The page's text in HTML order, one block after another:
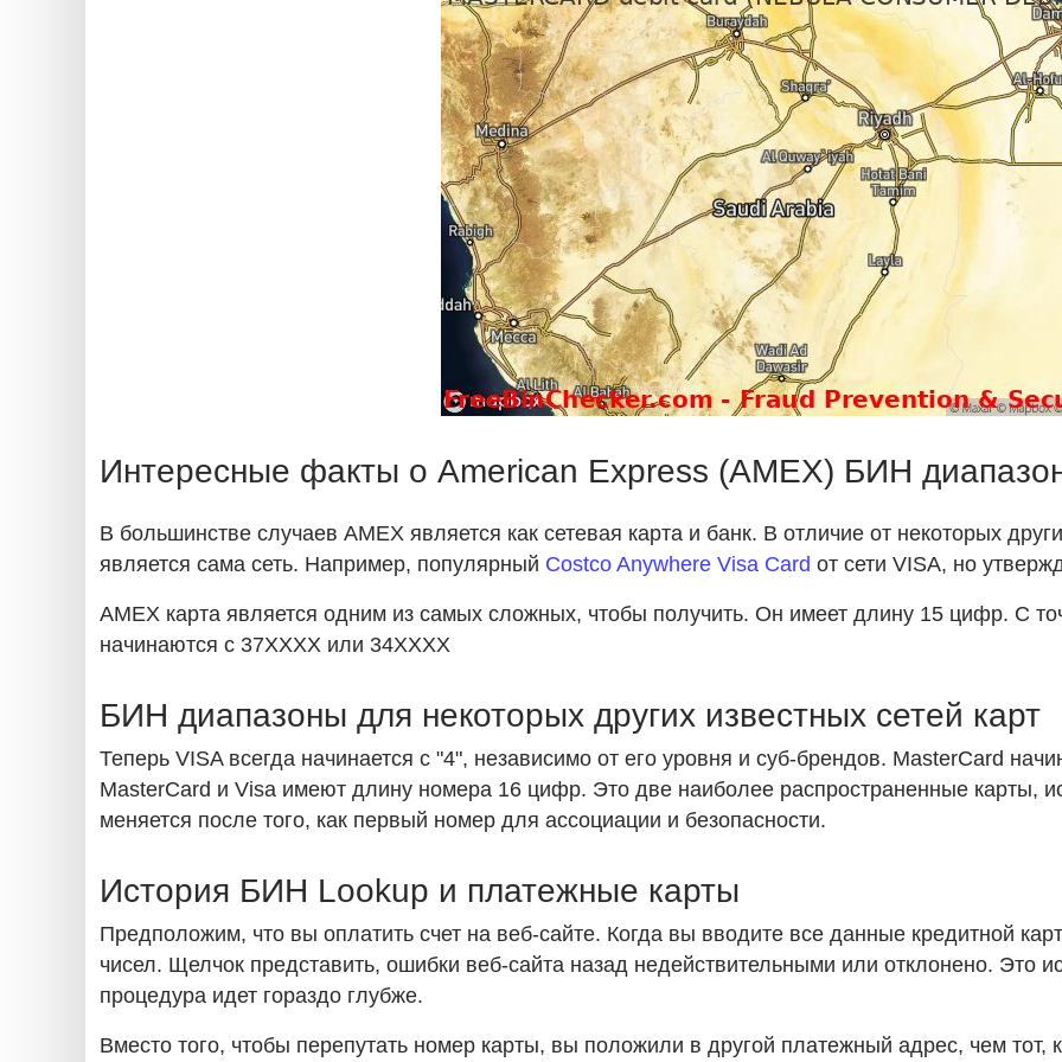
Интересные факты о American Express (AMEX) БИН
В большинстве случаев AMEX является как сетевая карта и банк. В отличие от некоторых
является сама сеть. Например, популярный Costco Anywhere Visa Card от сети VISA, но
AMEX карта является одним из самых сложных, чтобы получить. Он имеет длину 15 цифр. С
начинаются с 37XXXX или 34XXXX
БИН диапазоны для некоторых других известных сетей карт
Теперь VISA всегда начинается с "4", независимо от его уровня и суб-брендов. MasterCard
MasterCard и Visa имеют длину номера 16 цифр. Это две наиболее распространенные карты,
меняется после того, как первый номер для ассоциации и безопасности.
История БИН Lookup и платежные карты
Предположим, что вы оплатить счет на веб-сайте. Когда вы вводите все данные кредитной
чисел. Щелчок представить, ошибки веб-сайта назад недействительными или отклонено. Это
процедура идет гораздо глубже.
Вместо того, чтобы перепутать номер карты, вы положили в другой платежный адрес, чем